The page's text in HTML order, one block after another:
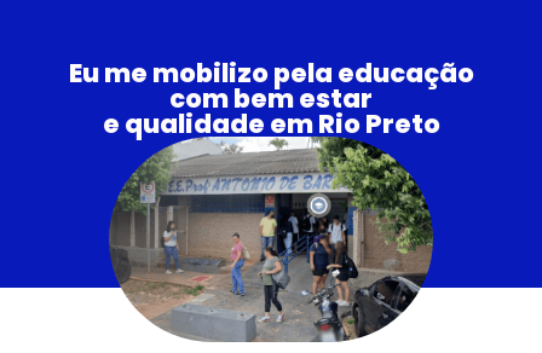
Eu me mobilizo pela educação
com bem estar
e qualidade em Rio Preto